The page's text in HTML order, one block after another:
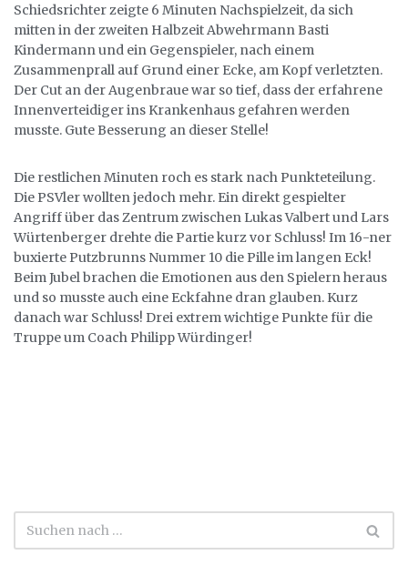
Schiedsrichter zeigte 6 Minuten Nachspielzeit, da sich
mitten in der zweiten Halbzeit Abwehrmann Basti
Kindermann und ein Gegenspieler, nach einem
Zusammenprall auf Grund einer Ecke, am Kopf verletzten.
Der Cut an der Augenbraue war so tief, dass der erfahrene
Innenverteidiger ins Krankenhaus gefahren werden
musste. Gute Besserung an dieser Stelle!
Die restlichen Minuten roch es stark nach Punkteteilung.
Die PSVler wollten jedoch mehr. Ein direkt gespielter
Angriff über das Zentrum zwischen Lukas Valbert und Lars
Würtenberger drehte die Partie kurz vor Schluss! Im 16-ner
buxierte Putzbrunns Nummer 10 die Pille im langen Eck!
Beim Jubel brachen die Emotionen aus den Spielern heraus
und so musste auch eine Eckfahne dran glauben. Kurz
danach war Schluss! Drei extrem wichtige Punkte für die
Truppe um Coach Philipp Würdinger!